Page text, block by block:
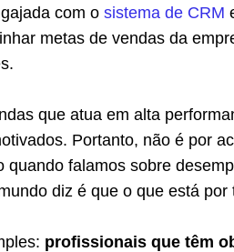
com o sistema de CRM
metas de vendas da
que atua em alta
Portanto, não é por
quando falamos sobre
diz é que o que está por
profissionais que têm